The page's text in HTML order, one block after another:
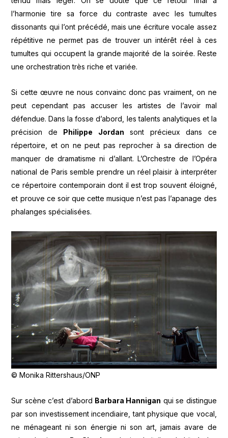
l’harmonie tire sa force du contraste avec les tumultes
dissonants qui l’ont précédé, mais une écriture vocale assez
répétitive ne permet pas de trouver un intérêt réel à ces
tumultes qui occupent la grande majorité de la soirée. Reste
une orchestration très riche et variée.
Si cette œuvre ne nous convainc donc pas vraiment, on ne
peut cependant pas accuser les artistes de l’avoir mal
défendue. Dans la fosse d’abord, les talents analytiques et la
précision de
Philippe Jordan sont précieux dans ce
répertoire, et on ne peut pas reprocher à sa direction de
manquer de dramatisme ni d’allant. L’Orchestre de l’Opéra
national de Paris semble prendre un réel plaisir à interpréter
ce répertoire contemporain dont il est trop souvent éloigné,
et prouve ce soir que cette musique n’est pas l’apanage des
phalanges spécialisées.
© Monika Rittershaus/ONP
Sur scène c’est d’abord Barbara Hannigan qui se distingue
par son investissement incendiaire, tant physique que vocal,
ne ménageant ni son énergie ni son art, jamais avare de